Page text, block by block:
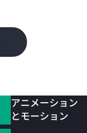
アニメーション
とモーション